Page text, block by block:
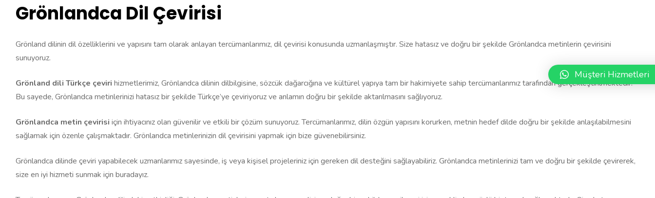
Grönlandca Dil Çevirisi
Grönland dilinin dil özelliklerini ve yapısını tam olarak anlayan tercümanlarımız, dil çevirisi konusunda uzmanlaşmıştır. Size hatasız ve doğru bir şekilde Grönlandca metinlerin çevirisini
sunuyoruz.
Grönland dili Türkçe çeviri hizmetlerimiz, Grönlandca dilinin dilbilgisine, sözcük dağarcığına ve kültürel yapıya tam bir hakimiyete sahip tercümanlarımız tarafından gerçekleştirilmektedir.
Bu sayede, Grönlandca metinlerinizi hatasız bir şekilde Türkçe’ye çeviriyoruz ve anlamın doğru bir şekilde aktarılmasını sağlıyoruz.
Grönlandca metin çevirisi için ihtiyacınız olan güvenilir ve etkili bir çözüm sunuyoruz. Tercümanlarımız, dilin özgün yapısını korurken, metnin hedef dilde doğru bir şekilde anlaşılabilmesini
sağlamak için özenle çalışmaktadır. Grönlandca metinlerinizin dil çevirisini yapmak için bize güvenebilirsiniz.
Grönlandca dilinde çeviri yapabilecek uzmanlarımız sayesinde, iş veya kişisel projeleriniz için gereken dil desteğini sağlayabiliriz. Grönlandca metinlerinizi tam ve doğru bir şekilde çevirerek,
size en iyi hizmeti sunmak için buradayız.
Müşteri Hizmetleri